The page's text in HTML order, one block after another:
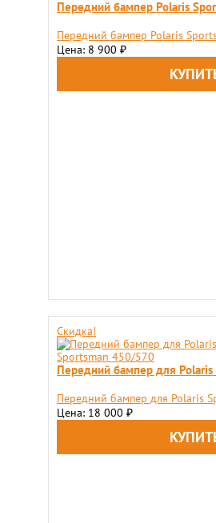
Передний бампер Polaris
Передний бампер Polaris
Цена: 8 900 ₽
Скидка!
Передний бампер для
Передний бампер для Polaris
Цена: 18 000 ₽